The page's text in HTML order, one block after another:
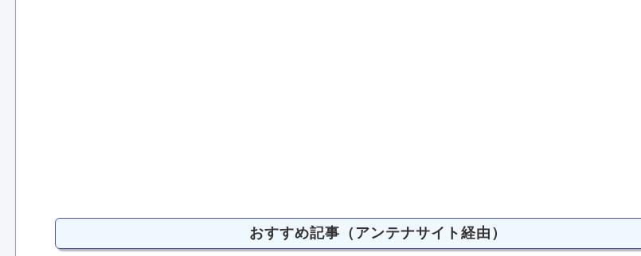
おすすめ記事（アンテナサイト経由）